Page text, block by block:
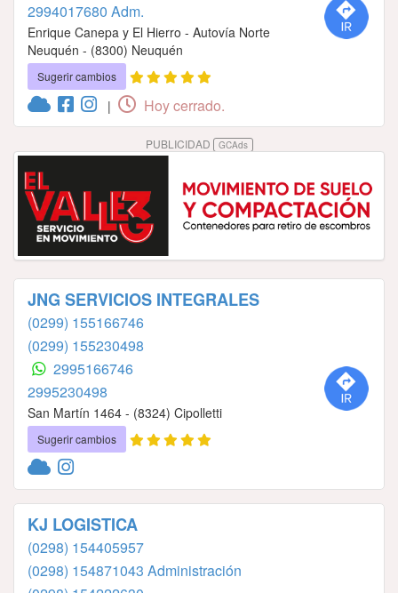
2994017680 Adm.
Enrique Canepa y El Hierro - Autovía Norte
Neuquén - (8300) Neuquén
Sugerir cambios
| Hoy cerrado.
PUBLICIDAD GCAds
JNG SERVICIOS INTEGRALES
(0299) 155166746
(0299) 155230498
2995166746
2995230498
San Martín 1464 - (8324) Cipolletti
Sugerir cambios
KJ LOGISTICA
(0298) 154405957
(0298) 154871043 Administración